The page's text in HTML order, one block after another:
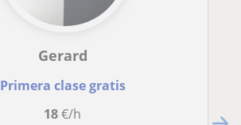
Gerard
Primera clase gratis
18€/h